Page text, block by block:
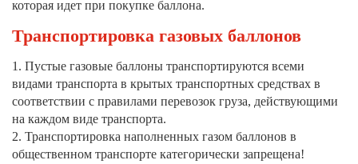
которая идет при покупке баллона.
Транспортировка газовых баллонов
1. Пустые газовые баллоны транспортируются всеми
видами транспорта в крытых транспортных средствах в
соответствии с правилами перевозок груза, действующими
на каждом виде транспорта.
2. Транспортировка наполненных газом баллонов в
общественном транспорте категорически запрещена!